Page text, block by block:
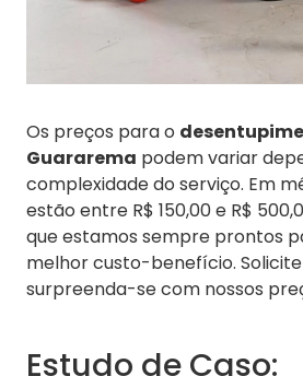
Os preços para o
Guararema podem variar
complexidade do serviço. Em
estão entre R$ 150,00 e R$
que estamos sempre prontos
melhor custo-benefício.
surpreenda-se com nossos
Estudo de Caso: